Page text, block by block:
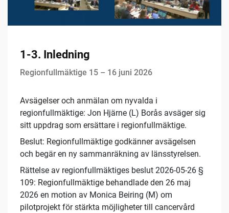
1-3. Inledning
Regionfullmäktige 15 – 16 juni 2026
Avsägelser och anmälan om nyvalda i
regionfullmäktige: Jon Hjärne (L) Borås avsäger sig
sitt uppdrag som ersättare i regionfullmäktige.
Beslut: Regionfullmäktige godkänner avsägelsen
och begär en ny sammanräkning av länsstyrelsen.
Rättelse av regionfullmäktiges beslut 2026-05-26 §
109: Regionfullmäktige behandlade den 26 maj
2026 en motion av Monica Beiring (M) om
pilotprojekt för stärkta möjligheter till cancervård